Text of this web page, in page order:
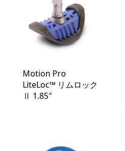
Motion Pro
LiteLoc™️ リムロック
Ⅱ 1.85″